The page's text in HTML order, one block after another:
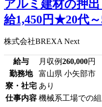
アルミ建材の押
給1,450円★20代
株式会社BREXA Next
給与 月収例260,000円
勤務地
富山県 小矢部市
寮・社宅 あり
仕事内容 機械系工場での